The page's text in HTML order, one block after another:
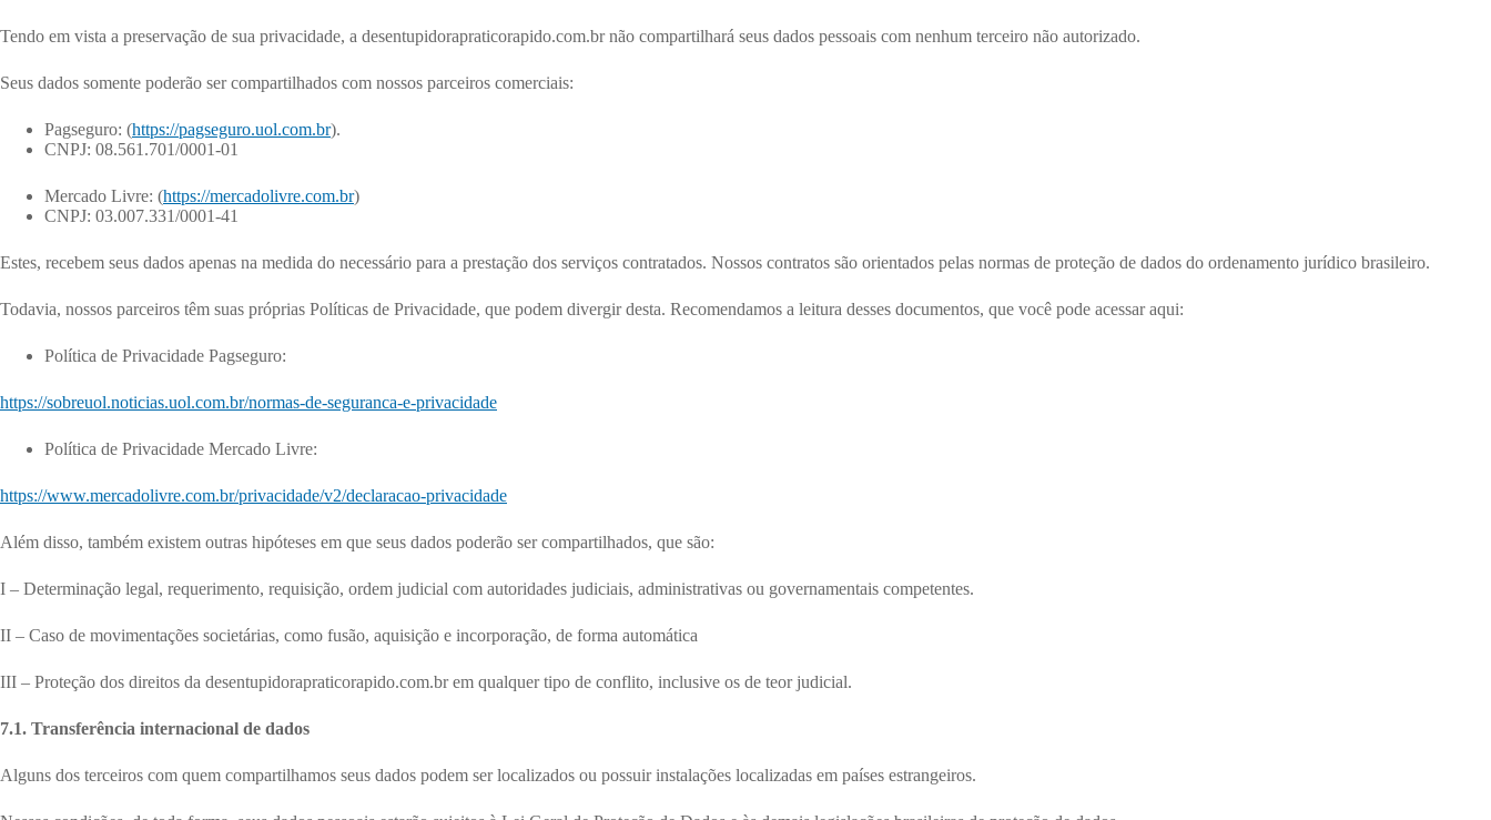
Tendo em vista a preservação de sua privacidade, a desentupidorapraticorapido.com.br não compartilhará seus dados pessoais com nenhum terceiro não autorizado.
Seus dados somente poderão ser compartilhados com nossos parceiros comerciais:
Pagseguro: (https://pagseguro.uol.com.br).
CNPJ: 08.561.701/0001-01
Mercado Livre: (https://mercadolivre.com.br)
CNPJ: 03.007.331/0001-41
Estes, recebem seus dados apenas na medida do necessário para a prestação dos serviços contratados. Nossos contratos são orientados pelas normas de proteção de dados do ordenamento jurídico brasileiro.
Todavia, nossos parceiros têm suas próprias Políticas de Privacidade, que podem divergir desta. Recomendamos a leitura desses documentos, que você pode acessar aqui:
Política de Privacidade Pagseguro:
https://sobreuol.noticias.uol.com.br/normas-de-seguranca-e-privacidade
Política de Privacidade Mercado Livre:
https://www.mercadolivre.com.br/privacidade/v2/declaracao-privacidade
Além disso, também existem outras hipóteses em que seus dados poderão ser compartilhados, que são:
I – Determinação legal, requerimento, requisição, ordem judicial com autoridades judiciais, administrativas ou governamentais competentes.
II – Caso de movimentações societárias, como fusão, aquisição e incorporação, de forma automática
III – Proteção dos direitos da desentupidorapraticorapido.com.br em qualquer tipo de conflito, inclusive os de teor judicial.
7.1. Transferência internacional de dados
Alguns dos terceiros com quem compartilhamos seus dados podem ser localizados ou possuir instalações localizadas em países estrangeiros.